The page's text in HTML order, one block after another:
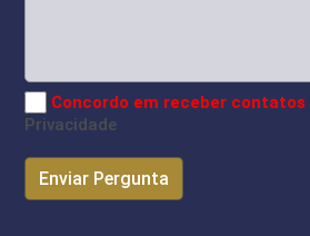
Concordo em receber contatos
Privacidade